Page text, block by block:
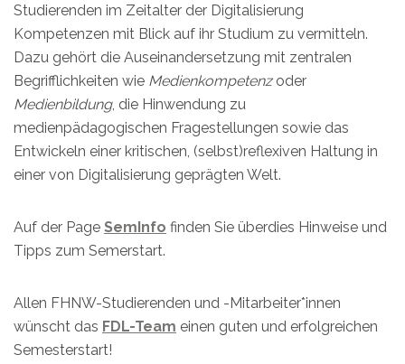
Studierenden im Zeitalter der Digitalisierung
Kompetenzen mit Blick auf ihr Studium zu vermitteln.
Dazu gehört die Auseinandersetzung mit zentralen
Begrifflichkeiten wie Medienkompetenzoder
Medienbildung, die Hinwendung zu
medienpädagogischen Fragestellungen sowie das
Entwickeln einer kritischen, (selbst)reflexiven Haltung in
einer von Digitalisierung geprägten Welt.
Auf der Page SemInfo finden Sie überdies Hinweise und
Tipps zum Semerstart.
Allen FHNW-Studierenden und -Mitarbeiter*innen
wünscht das FDL-Team einen guten und erfolgreichen
Semesterstart!